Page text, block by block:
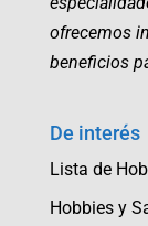
ofrecemos
beneficios
De interés
Lista de
Hobbies y